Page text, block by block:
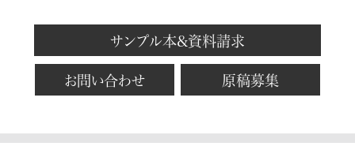
サンプル本&資料請求
お問い合わせ 原稿募集